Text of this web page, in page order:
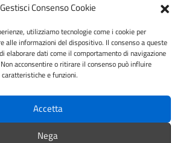
Gestisci Consenso Cookie
utilizziamo tecnologie come i cookie per
alle informazioni del dispositivo. Il consenso a queste
elaborare dati come il comportamento di navigazione
acconsentire o ritirare il consenso può influire
e funzioni.
Accetta
Nega